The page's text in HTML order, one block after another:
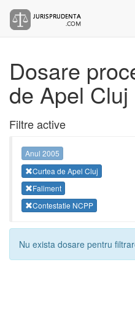
Dosare
de Apel
Filtre active
Anul 2005
Curtea de Apel Cluj
Faliment
Contestatie NCPP
Nu exista dosare pentru